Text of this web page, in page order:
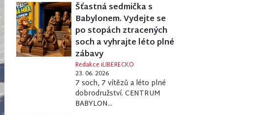
Šťastná sedmička s
Babylonem. Vydejte se
po stopách ztracených
soch a vyhrajte léto plné
zábavy
Redakce iLIBERECKO
23. 06. 2026
7 soch, 7 vítězů a léto plné
dobrodružství. CENTRUM
BABYLON...